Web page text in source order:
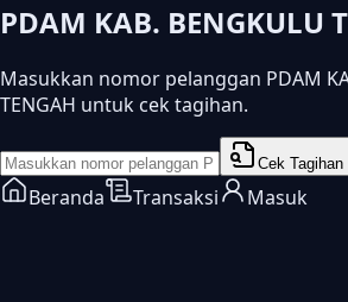
PDAM KAB. BENGKULU
Masukkan nomor pelanggan PDAM
TENGAH untuk cek tagihan.
Cek Tagihan
Beranda Transaksi Masuk